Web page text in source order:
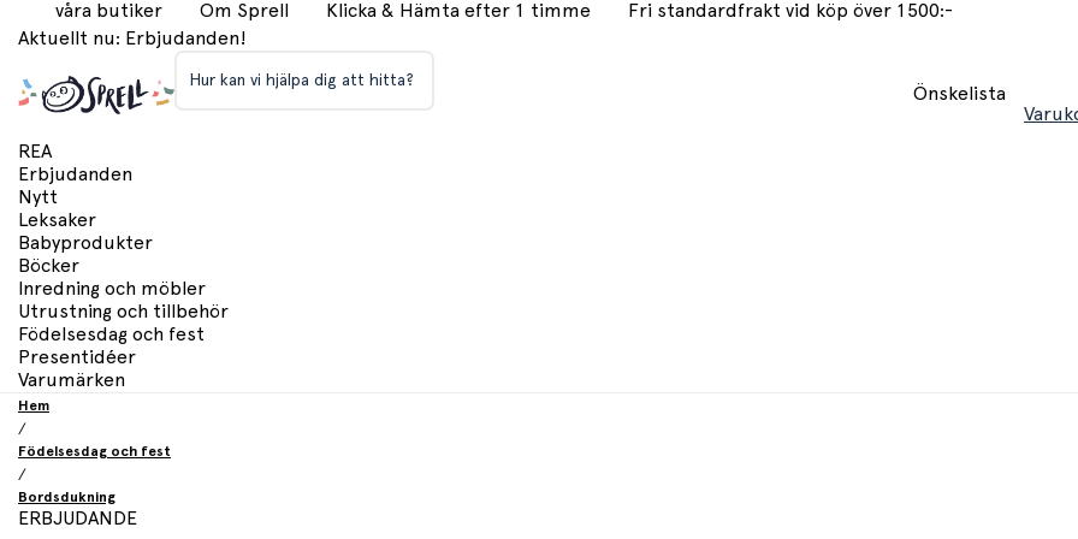
våra butiker Om Sprell Klicka & Hämta efter 1 timme
Fri standardfrakt vid köp över 1500:-
Aktuellt nu: Erbjudanden!
Hur kan vi hjälpa dig att hitta?
Önskelista
REA
Erbjudanden
Nytt
Leksaker
Babyprodukter
Böcker
Inredning och möbler
Utrustning och tillbehör
Födelsesdag och fest
Presentidéer
Varumärken
Hem
/
Födelsesdag och fest
/
Bordsdukning
ERBJUDANDE